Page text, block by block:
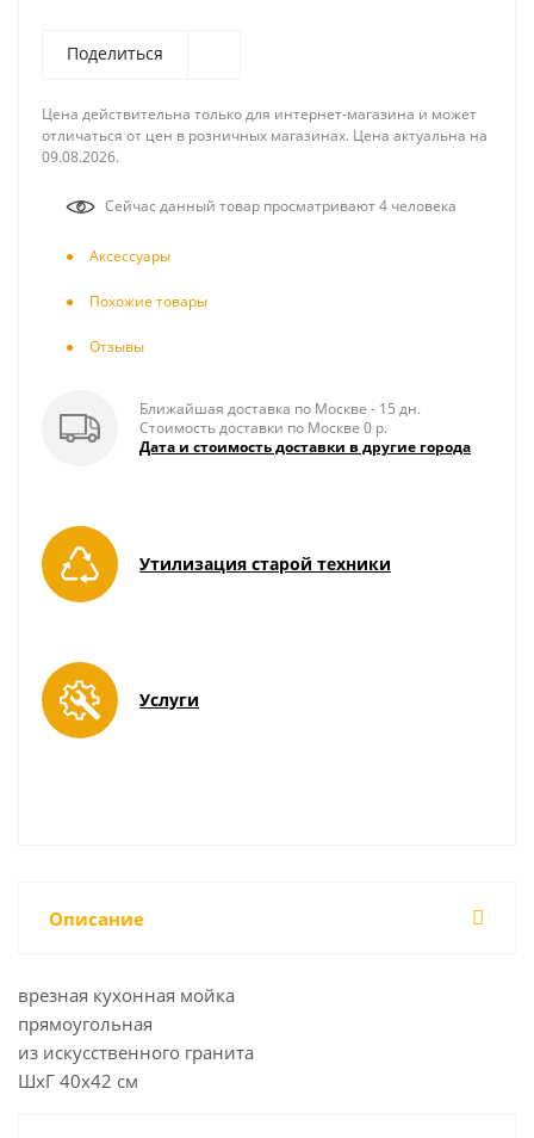
Поделиться
Цена действительна только для интернет-магазина и может
отличаться от цен в розничных магазинах. Цена актуальна на
09.08.2026.
Сейчас данный товар просматривают 4 человека
Аксесcуары
Похожие товары
Отзывы
Ближайшая доставка по Москве - 15 дн.
Стоимость доставки по Москве 0 р.
Дата и стоимость доставки в другие города
Утилизация старой техники
Услуги
Описание
врезная кухонная мойка
прямоугольная
из искусственного гранита
ШхГ 40х42 см